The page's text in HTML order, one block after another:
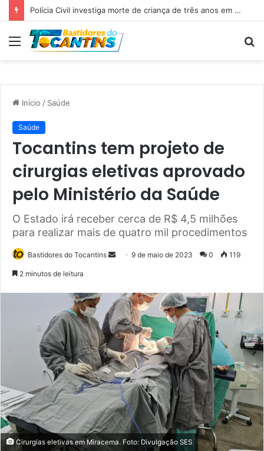
Professora Dorinha lidera disputa pelo Governo do Tocantins com 37,4% das intenções de voto, aponta pesquisa
Menu
Início / Saúde
Saúde
Tocantins tem projeto de
cirurgias eletivas aprovado
pelo Ministério da Saúde
O Estado irá receber cerca de R$ 4,5 milhões
para realizar mais de quatro mil procedimentos
Bastidores do Tocantins
d
e
u
m
e
-
m
a
i
l
9 de maio de 2023 0 119
2 minutos de leitura
Cirurgias eletivas em Miracema. Foto: Divulgação SES